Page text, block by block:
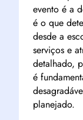
evento é a
é o que
desde a
serviços e
detalhado,
é
planejado.